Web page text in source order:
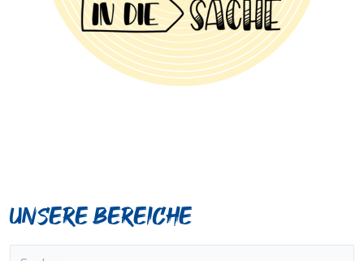
Unsere Bereiche